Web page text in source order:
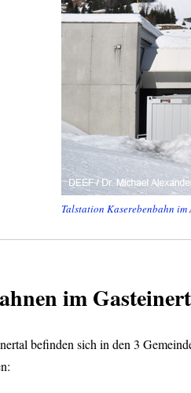
Talstation Kaserebenbahn
im
befinden sich in den 3